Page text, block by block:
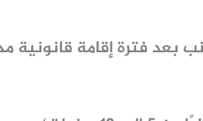
بعد فترة إقامة قانونية